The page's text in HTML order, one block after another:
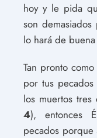
hoy y le pida
son
lo hará de
Tan pronto
por tus pecados
los muertos
4), entonces
pecados